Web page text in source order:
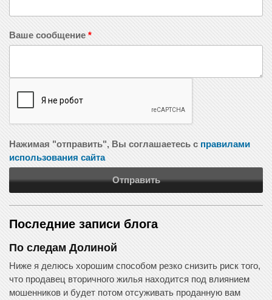
Ваше сообщение *
Нажимая "отправить", Вы соглашаетесь с правилами
использования сайта
Отправить
Последние записи блога
По следам Долиной
Ниже я делюсь хорошим способом резко снизить риск того,
что продавец вторичного жилья находится под влиянием
мошенников и будет потом отсуживать проданную вам